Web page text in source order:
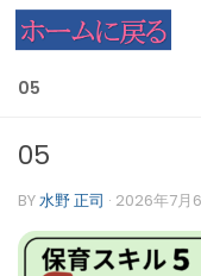
コンテンツへスキッ
05
05
BY水野 正司 · 2026年7月